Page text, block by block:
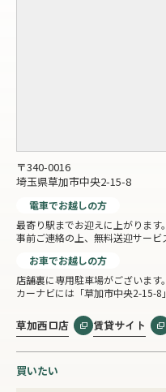
〒340-0016
埼玉県草加市中央2-15-8
電車でお越しの方
最寄り駅までお迎えに上がります。
事前ご連絡の上、無料送迎サービ
お車でお越しの方
店舗裏に専用駐車場がございます。
カーナビには「草加市中央2-15-8
草加西口店 賃貸サイト
買いたい